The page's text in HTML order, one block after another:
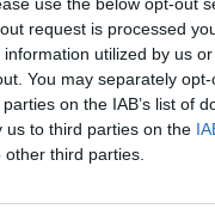
request is processed
utilized by us
You may separately
on the IAB’s list of
us to third parties on the
third parties.